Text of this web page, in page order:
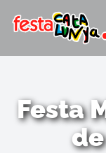
Festa